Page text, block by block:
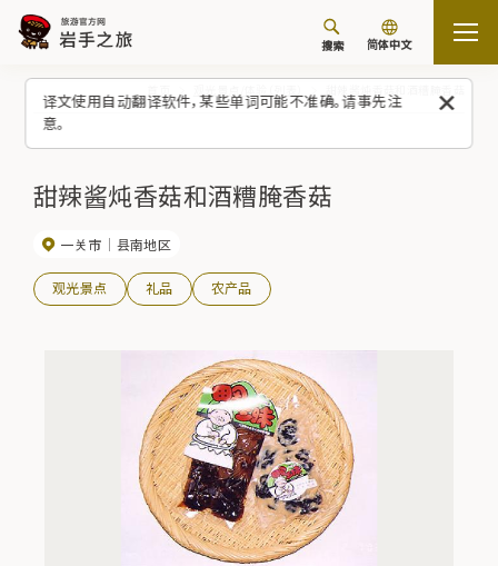
译文使用自动翻译软件，某些单词可能不准确。请事先注
意。
搜索 简体中文
甜辣酱炖香菇和酒糟腌香菇
一关市 县南地区
观光景点 礼品 农产品